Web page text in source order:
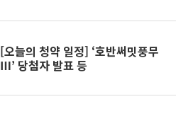
[오늘의 청약 일정] ‘호반써밋풍무
Ⅲ’ 당첨자 발표 등